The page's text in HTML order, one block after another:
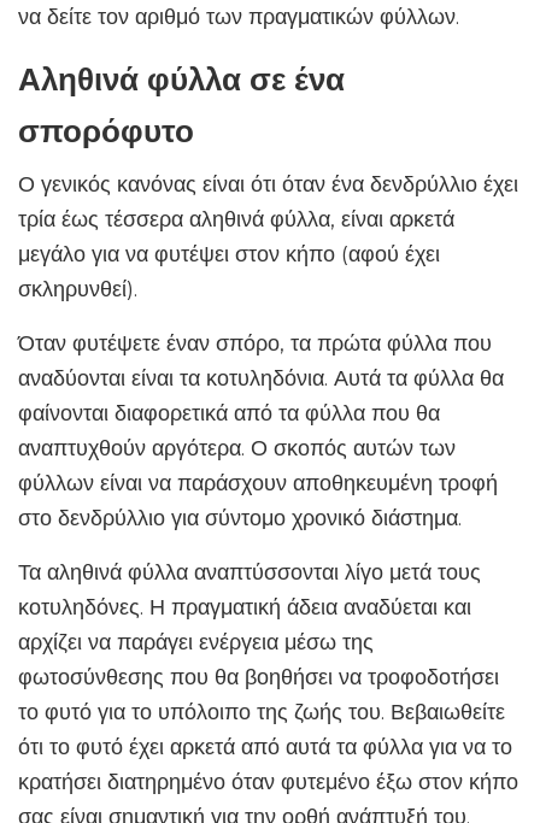
να δείτε τον αριθμό των πραγματικών φύλλων.
Αληθινά φύλλα σε ένα
σπορόφυτο
Ο γενικός κανόνας είναι ότι όταν ένα δενδρύλλιο έχει
τρία έως τέσσερα αληθινά φύλλα, είναι αρκετά
μεγάλο για να φυτέψει στον κήπο (αφού έχει
σκληρυνθεί).
Όταν φυτέψετε έναν σπόρο, τα πρώτα φύλλα που
αναδύονται είναι τα κοτυληδόνια. Αυτά τα φύλλα θα
φαίνονται διαφορετικά από τα φύλλα που θα
αναπτυχθούν αργότερα. Ο σκοπός αυτών των
φύλλων είναι να παράσχουν αποθηκευμένη τροφή
στο δενδρύλλιο για σύντομο χρονικό διάστημα.
Τα αληθινά φύλλα αναπτύσσονται λίγο μετά τους
κοτυληδόνες. Η πραγματική άδεια αναδύεται και
αρχίζει να παράγει ενέργεια μέσω της
φωτοσύνθεσης που θα βοηθήσει να τροφοδοτήσει
το φυτό για το υπόλοιπο της ζωής του. Βεβαιωθείτε
ότι το φυτό έχει αρκετά από αυτά τα φύλλα για να το
κρατήσει διατηρημένο όταν φυτεμένο έξω στον κήπο
σας είναι σημαντική για την ορθή ανάπτυξή του.